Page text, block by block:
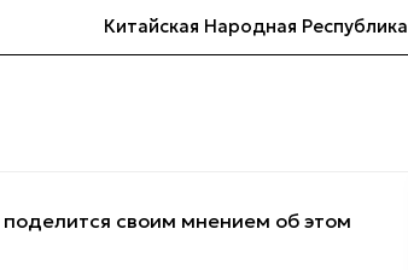
Китайская Народная Республика
своим мнением об этом